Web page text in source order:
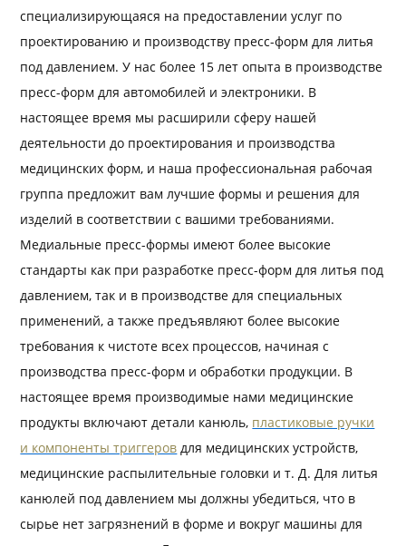
специализирующаяся на предоставлении услуг по
проектированию и производству пресс-форм для литья
под давлением. У нас более 15 лет опыта в производстве
пресс-форм для автомобилей и электроники. В
настоящее время мы расширили сферу нашей
деятельности до проектирования и производства
медицинских форм, и наша профессиональная рабочая
группа предложит вам лучшие формы и решения для
изделий в соответствии с вашими требованиями.
Медиальные пресс-формы имеют более высокие
стандарты как при разработке пресс-форм для литья под
давлением, так и в производстве для специальных
применений, а также предъявляют более высокие
требования к чистоте всех процессов, начиная с
производства пресс-форм и обработки продукции. В
настоящее время производимые нами медицинские
продукты включают детали канюль, пластиковые ручки
и компоненты триггеров для медицинских устройств,
медицинские распылительные головки и т. Д. Для литья
канюлей под давлением мы должны убедиться, что в
сырье нет загрязнений в форме и вокруг машины для